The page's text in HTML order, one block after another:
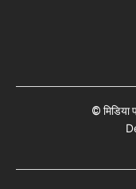
© मिडिया